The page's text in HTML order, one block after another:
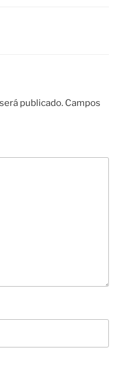
publicado. Campos